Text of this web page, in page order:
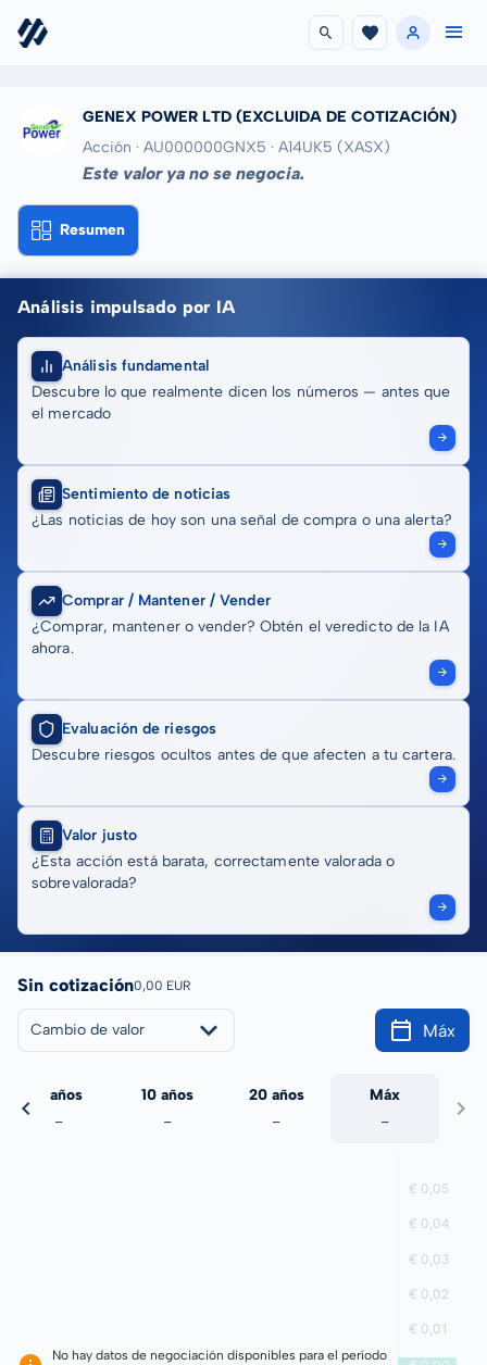
GENEX POWER LTD (EXCLUIDA DE COTIZACIÓN)
Acción · AU000000GNX5 · A14UK5 (XASX)
Este valor ya no se negocia.
Resumen
Análisis impulsado por IA
Análisis fundamental
Descubre lo que realmente dicen los números — antes que
el mercado
Sentimiento de noticias
¿Las noticias de hoy son una señal de compra o una alerta?
Comprar / Mantener / Vender
¿Comprar, mantener o vender? Obtén el veredicto de la IA
ahora.
Evaluación de riesgos
Descubre riesgos ocultos antes de que afecten a tu cartera.
Valor justo
¿Esta acción está barata, correctamente valorada o
sobrevalorada?
Sin cotización0,00 EUR
Cambio de valor Máx
5 años
-
10 años
-
20 años
-
Máx
-
No hay datos de negociación disponibles para el período